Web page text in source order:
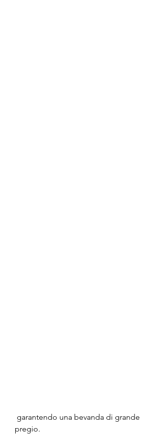
pregio.